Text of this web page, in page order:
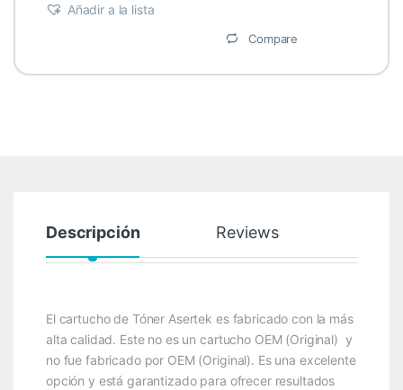
Añadir a la lista
Compare
Descripción Reviews
El cartucho de Tóner Asertek es fabricado con la más
alta calidad. Este no es un cartucho OEM (Original) y
no fue fabricado por OEM (Original). Es una excelente
opción y está garantizado para ofrecer resultados